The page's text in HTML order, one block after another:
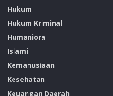
Hukum
Hukum Kriminal
Humaniora
Islami
Kemanusiaan
Kesehatan
Keuangan Daerah